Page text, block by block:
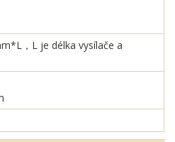
，L je délka vysílače a